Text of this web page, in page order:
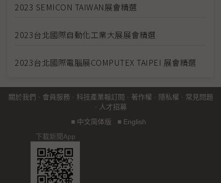
2023 SEMICON TAIWAN展會精選
2023台北國際自動化工業大展展會精選
2023台北國際電腦展COMPUTEX TAIPEI 展會精選
關於我們 · 會員服務 · 科技產業報訂閱 · 著作權 · 隱私權 · 常見問題
· 人才招募
■ 中文简体版 ■ English
下載新聞App